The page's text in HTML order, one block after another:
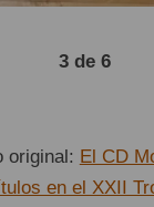
3 de 6
original: El CD
en el XXII